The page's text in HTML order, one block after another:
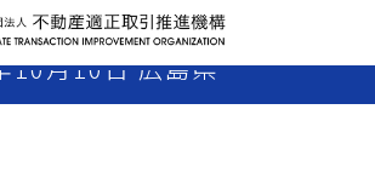
介業者 指示処分 平成19
10月10日 広島県